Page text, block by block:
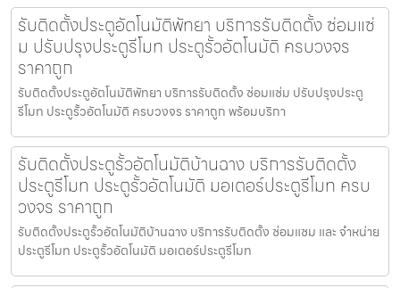
รับติดตั้งประตูอัตโนมัติพัทยา บริการรับติดตั้ง ซ่อมแซ่
ม ปรับปรุงประตูรีโมท ประตูรั้วอัตโนมัติ ครบวงจร
ราคาถูก
รับติดตั้งประตูอัตโนมัติพัทยา บริการรับติดตั้ง ซ่อมแซ่ม ปรับปรุงประตู
รีโมท ประตูรั้วอัตโนมัติ ครบวงจร ราคาถูก พร้อมบริกา
รับติดตั้งประตูรั้วอัตโนมัติบ้านฉาง บริการรับติดตั้ง
ประตูรีโมท ประตูรั้วอัตโนมัติ มอเตอร์ประตูรีโมท ครบ
วงจร ราคาถูก
รับติดตั้งประตูรั้วอัตโนมัติบ้านฉาง บริการรับติดตั้ง ซ่อมแซม และ จำหน่าย
ประตูรีโมท ประตูรั้วอัตโนมัติ มอเตอร์ประตูรีโมท